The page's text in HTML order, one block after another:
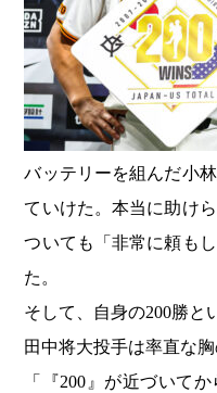
バッテリーを組んだ小
ていけた。本当に助け
ついても「非常に頼も
た。
そして、自身の200勝と
田中将大投手は率直な胸
「『200』が近づいて